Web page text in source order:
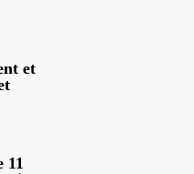
et
11